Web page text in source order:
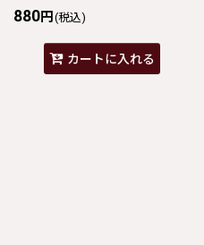
880円 (税込)
カートに入れる